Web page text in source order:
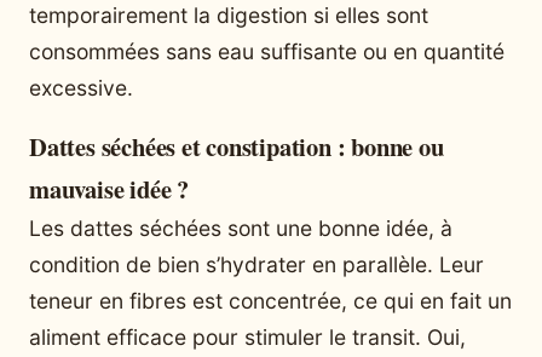
temporairement la digestion si elles sont
consommées sans eau suffisante ou en quantité
excessive.
Dattes séchées et constipation : bonne ou
mauvaise idée ?
Les dattes séchées sont une bonne idée, à
condition de bien s’hydrater en parallèle. Leur
teneur en fibres est concentrée, ce qui en fait un
aliment efficace pour stimuler le transit. Oui,